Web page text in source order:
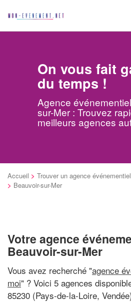
On vous fait
du temps !
Agence
sur-Mer : Trouvez
meilleurs agences
Accueil > Trouver un agence événementiel
> Beauvoir-sur-Mer
Votre agence
Beauvoir-sur-Mer
Vous avez recherché "agence
moi" ? Voici 5 agences
85230 (Pays-de-la-Loire,